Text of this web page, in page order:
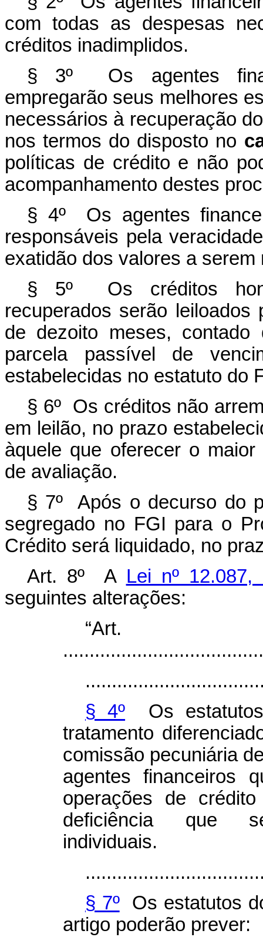
com todas as despesas
créditos inadimplidos.
§ 3º Os agentes
empregarão seus melhores
necessários à recuperação
nos termos do disposto no
políticas de crédito e não
acompanhamento destes
§ 4º Os agentes
responsáveis pela
exatidão dos valores a
§ 5º Os créditos
recuperados serão
de dezoito meses,
parcela passível de
estabelecidas no estatuto do
§ 6º Os créditos não
em leilão, no prazo
àquele que oferecer o
de avaliação.
§ 7º Após o decurso do
segregado no FGI para o
Crédito será liquidado, no
Art. 8º A Lei nº 12.087,
seguintes alterações:
§ 4º Os
tratamento
comissão pecuniária
agentes financeiros
operações de
deficiência que
individuais.
§ 7ºOs estatutos
artigo poderão prever: